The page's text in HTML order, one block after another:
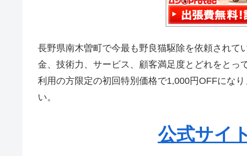
長野県南木曽町で今最も野良猫駆除を依頼されて
金、技術力、サービス、顧客満足度とどれをとっ
利用の方限定の初回特別価格で1,000円OFFにな
い。
公式サイ